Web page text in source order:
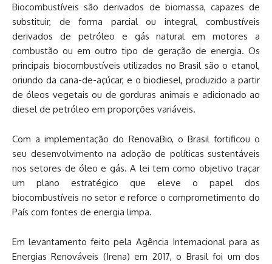
Biocombustíveis são derivados de biomassa, capazes de
substituir, de forma parcial ou integral, combustíveis
derivados de petróleo e gás natural em motores a
combustão ou em outro tipo de geração de energia. Os
principais biocombustíveis utilizados no Brasil são o etanol,
oriundo da cana-de-açúcar, e o biodiesel, produzido a partir
de óleos vegetais ou de gorduras animais e adicionado ao
diesel de petróleo em proporções variáveis.
Com a implementação do RenovaBio, o Brasil fortificou o
seu desenvolvimento na adoção de políticas sustentáveis
nos setores de óleo e gás. A lei tem como objetivo traçar
um plano estratégico que eleve o papel dos
biocombustíveis no setor e reforce o comprometimento do
País com fontes de energia limpa.
Em levantamento feito pela Agência Internacional para as
Energias Renováveis (Irena) em 2017, o Brasil foi um dos